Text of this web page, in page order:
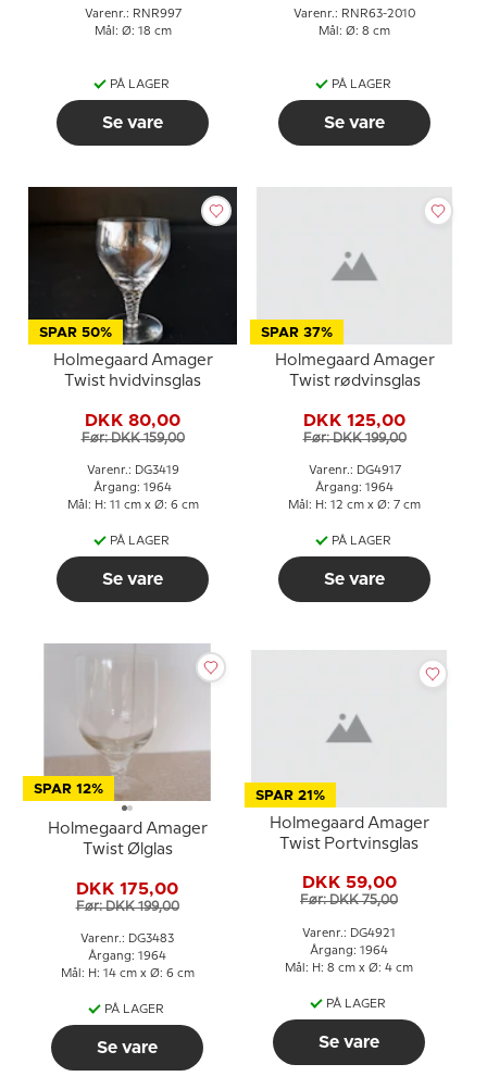
Varenr.: RNR997
Mål: Ø: 18 cm
PÅ LAGER
Se vare
Varenr.: RNR63-2010
Mål: Ø: 8 cm
PÅ LAGER
Se vare
SPAR 50%
Holmegaard Amager
Twist hvidvinsglas
DKK 80,00
Før: DKK 159,00
Varenr.: DG3419
Årgang: 1964
Mål: H: 11 cm x Ø: 6 cm
PÅ LAGER
Se vare
SPAR 37%
Holmegaard Amager
Twist rødvinsglas
DKK 125,00
Før: DKK 199,00
Varenr.: DG4917
Årgang: 1964
Mål: H: 12 cm x Ø: 7 cm
PÅ LAGER
Se vare
SPAR 12%
Holmegaard Amager
Twist Ølglas
DKK 175,00
Før: DKK 199,00
Varenr.: DG3483
Årgang: 1964
Mål: H: 14 cm x Ø: 6 cm
PÅ LAGER
Se vare
SPAR 21%
Holmegaard Amager
Twist Portvinsglas
DKK 59,00
Før: DKK 75,00
Varenr.: DG4921
Årgang: 1964
Mål: H: 8 cm x Ø: 4 cm
PÅ LAGER
Se vare